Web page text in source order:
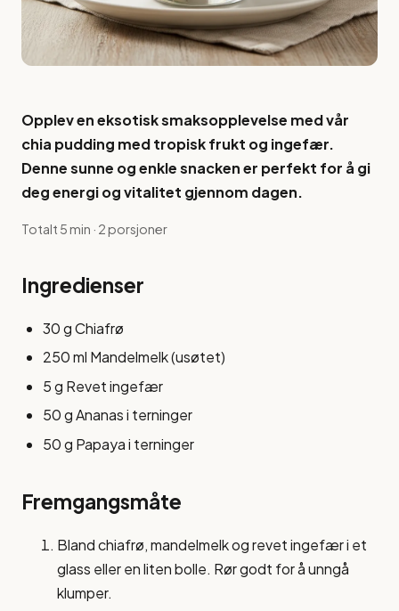
Opplev en eksotisk smaksopplevelse med vår
chia pudding med tropisk frukt og ingefær.
Denne sunne og enkle snacken er perfekt for å gi
deg energi og vitalitet gjennom dagen.
Totalt 5 min · 2 porsjoner
Ingredienser
30 g Chiafrø
250 ml Mandelmelk (usøtet)
5 g Revet ingefær
50 g Ananas i terninger
50 g Papaya i terninger
Fremgangsmåte
Bland chiafrø, mandelmelk og revet ingefær i et
glass eller en liten bolle. Rør godt for å unngå
klumper.